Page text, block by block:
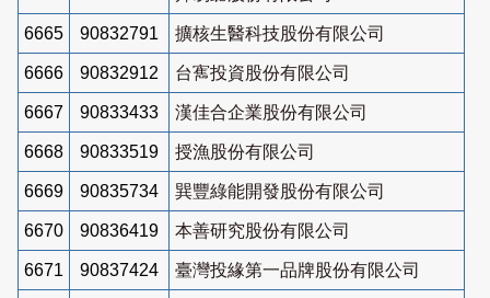
6665 90832791 擴核生醫科技股份有限公司
6666 90832912 台寯投資股份有限公司
6667 90833433 漢佳合企業股份有限公司
6668 90833519 授漁股份有限公司
6669 90835734 巽豐綠能開發股份有限公司
6670 90836419 本善研究股份有限公司
6671 90837424 臺灣投緣第一品牌股份有限公司